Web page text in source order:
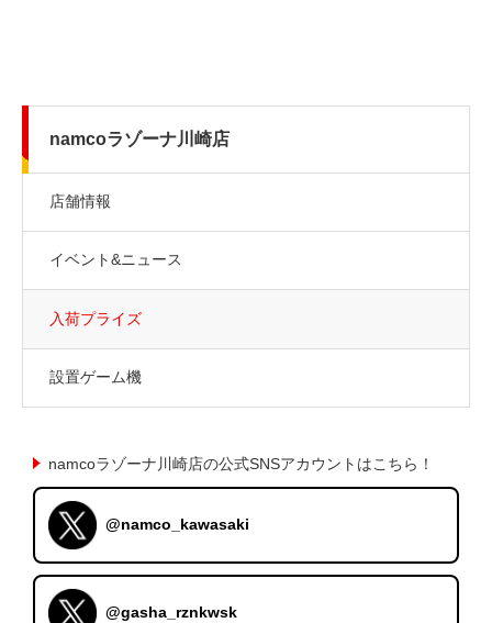
namcoラゾーナ川崎店
店舗情報
イベント&ニュース
入荷プライズ
設置ゲーム機
namcoラゾーナ川崎店の公式SNSアカウントはこちら！
@namco_kawasaki
@gasha_rznkwsk